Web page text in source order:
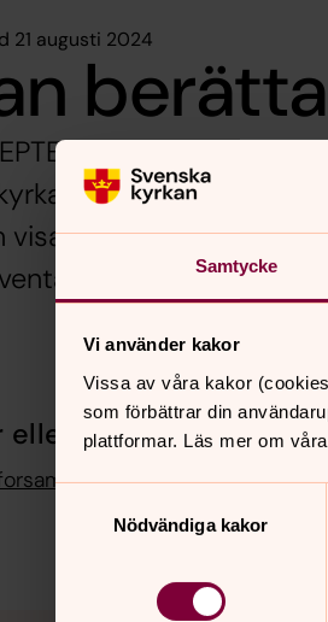
Samtycke
Vi använder kakor
Vissa av våra kakor
som förbättrar din
plattformar. Läs mer om
Samtyckesval
Nödvändiga kakor
21 augusti 2024
12.30 &
historia,
vad som finns i
och textilier.
frågor på sidans